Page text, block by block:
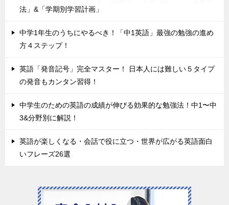
法」&「学期別学習計画」
中学1年生のうちにやるべき！「中1英語」最強の勉強の進め
方４ステップ！
英語「発音記号」完全マスター！ 日本人には難しい５タイプ
の発音もカンタン習得！
中学生のための英語の成績が伸びる効果的な勉強法！中1〜中
3&分野別に解説！
英語が楽しくなる・会話で役に立つ・世界が広がる英語面白
いフレーズ26選